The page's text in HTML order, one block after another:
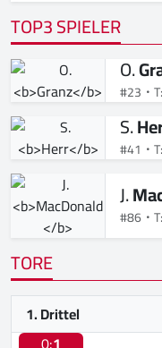
TOP3 SPIELER
O.
#23
S.
#41
J.
#86
TORE
1. Drittel